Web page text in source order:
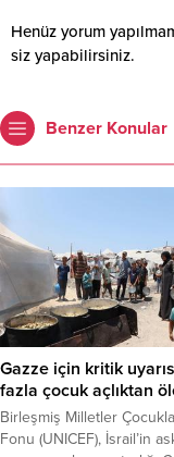
Henüz yorum
siz yapabilirsiniz.
Benzer Konular
Gazze için kritik
fazla çocuk açlıktan
Birleşmiş Milletler
Fonu (UNICEF), İsrail’in